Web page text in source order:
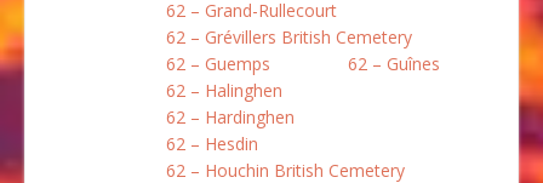
62 – Grand-Rullecourt
62 – Grévillers British Cemetery
62 – Guemps
62 – Guînes
62 – Halinghen
62 – Hardinghen
62 – Hesdin
62 – Houchin British Cemetery